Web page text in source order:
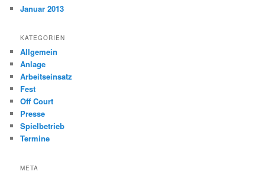
Januar 2013
KATEGORIEN
Allgemein
Anlage
Arbeitseinsatz
Fest
Off Court
Presse
Spielbetrieb
Termine
META